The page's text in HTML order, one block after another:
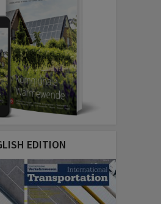
EDITION